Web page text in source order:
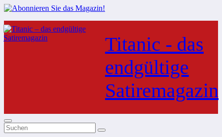
Zum
Inhalt
springen
Titanic - das
endgültige
Satiremagazin